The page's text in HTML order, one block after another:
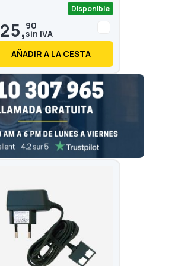
Disponible
25,90
AÑADIR A LA CESTA